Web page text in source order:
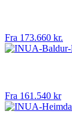
Fra 173.660 kr.
Fra 161.540 kr